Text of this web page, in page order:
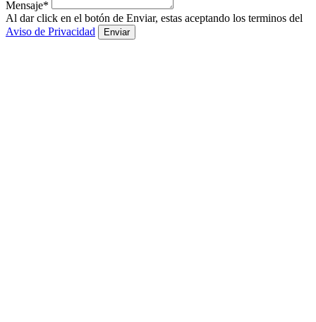
Mensaje*
Al dar click en el botón de Enviar, estas aceptando los terminos del
Aviso de Privacidad